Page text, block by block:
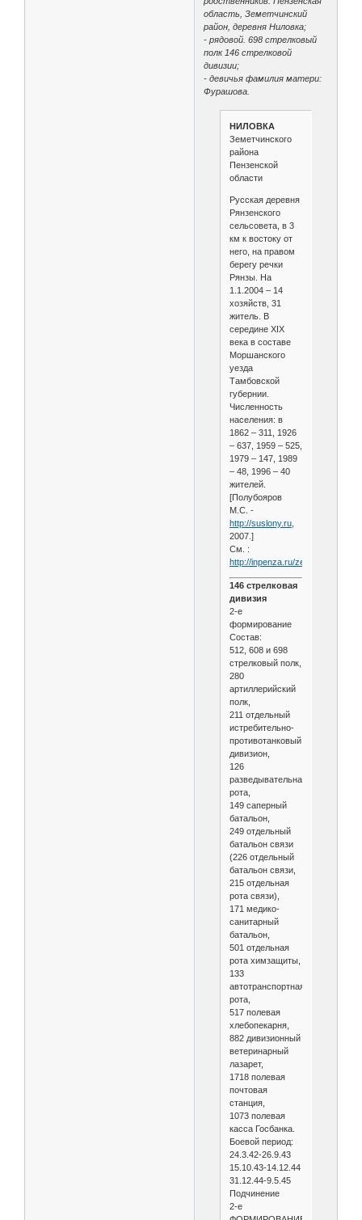
область, Земетчинский
район, деревня Ниловка;
- рядовой. 698 стрелковый
полк 146 стрелковой
дивизии;
- девичья фамилия матери:
Фурашова.
НИЛОВКА
Земетчинского
района
Пензенской
области
Русская деревня
Рянзенского
сельсовета, в 3
км к востоку от
него, на правом
берегу речки
Рянзы. На
1.1.2004 – 14
хозяйств, 31
житель. В
середине XIX
века в составе
Моршанского
уезда
Тамбовской
губернии.
Численность
населения: в
1862 – 311, 1926
– 637, 1959 – 525,
1979 – 147, 1989
– 48, 1996 – 40
жителей.
[Полубояров
М.С. -
http://suslony.ru,
2007.]
См. :
http://inpenza.ru/zemetchino/
146 стрелковая
дивизия
2-е
формирование
Состав:
512, 608 и 698
стрелковый полк,
280
артиллерийский
полк,
211 отдельный
истребительно-
противотанковый
дивизион,
126
разведывательная
рота,
149 саперный
батальон,
249 отдельный
батальон связи
(226 отдельный
батальон связи,
215 отдельная
рота связи),
171 медико-
санитарный
батальон,
501 отдельная
рота химзащиты,
133
автотранспортная
рота,
517 полевая
хлебопекарня,
882 дивизионный
ветеринарный
лазарет,
1718 полевая
почтовая
станция,
1073 полевая
касса Госбанка.
Боевой период:
24.3.42-26.9.43
15.10.43-14.12.44
31.12.44-9.5.45
Подчинение
2-е